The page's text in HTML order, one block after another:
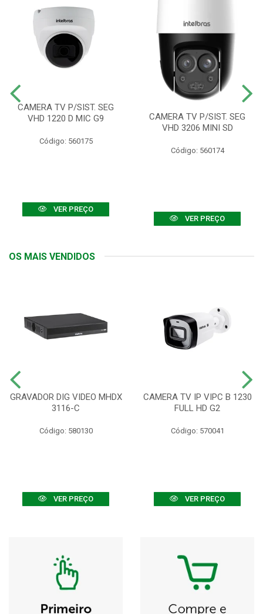
CAMERA TV P/SIST. SEG
VHD 1220 D MIC G9
Código: 560175
VER PREÇO
CAMERA TV P/SIST. SEG
VHD 3206 MINI SD
Código: 560174
VER PREÇO
OS MAIS VENDIDOS
GRAVADOR DIG VIDEO MHDX
3116-C
Código: 580130
VER PREÇO
CAMERA TV IP VIPC B 1230
FULL HD G2
Código: 570041
VER PREÇO